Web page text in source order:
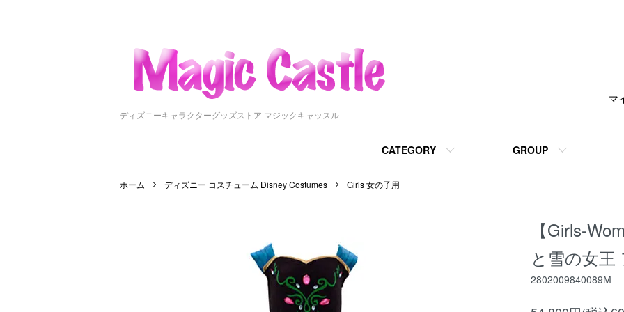
ディズニーキャラクターグッズストア マジックキャッスル
CATEGORY GROUP
マ
ホーム ディズニー コスチューム Disney Costumes Girls 女の子用
【Girls-
と雪の女
2802009840089M